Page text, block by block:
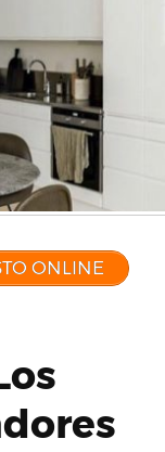
ONLINE